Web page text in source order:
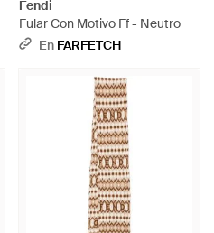
Fendi
Fular Con Motivo Ff - Neutro
En FARFETCH